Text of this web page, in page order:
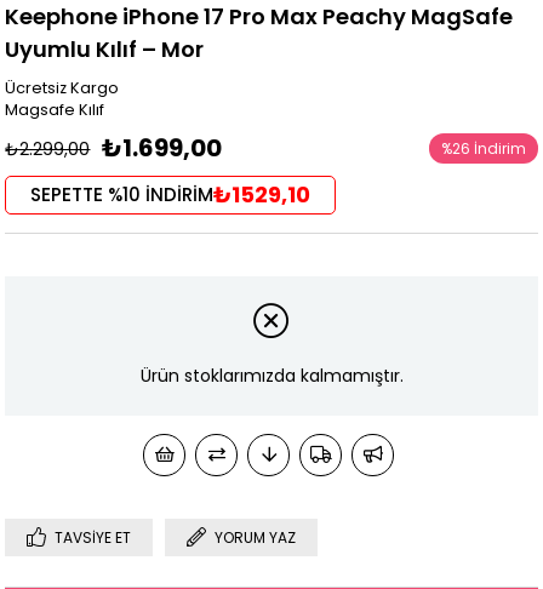
Keephone iPhone 17 Pro Max Peachy MagSafe
Uyumlu Kılıf – Mor
Ücretsiz Kargo
Magsafe Kılıf
₺2.299,00 ₺1.699,00 %26 İndirim
SEPETTE %10 İNDİRİM₺1529,10
Ürün stoklarımızda kalmamıştır.
TAVSIYE ET YORUM YAZ